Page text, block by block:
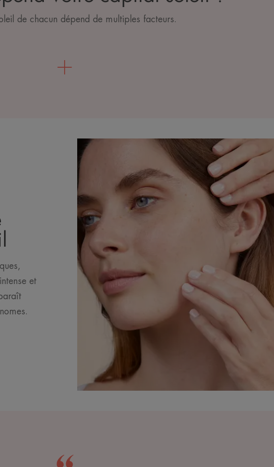
de chacun dépend de multiples facteurs.
et